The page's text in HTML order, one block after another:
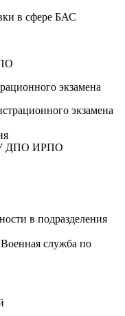
в сфере БАС
экзамена
экзамена
ДПО ИРПО
в подразделения
служба по